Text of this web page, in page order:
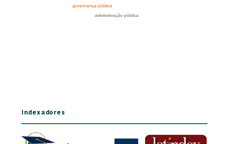
Indexadores